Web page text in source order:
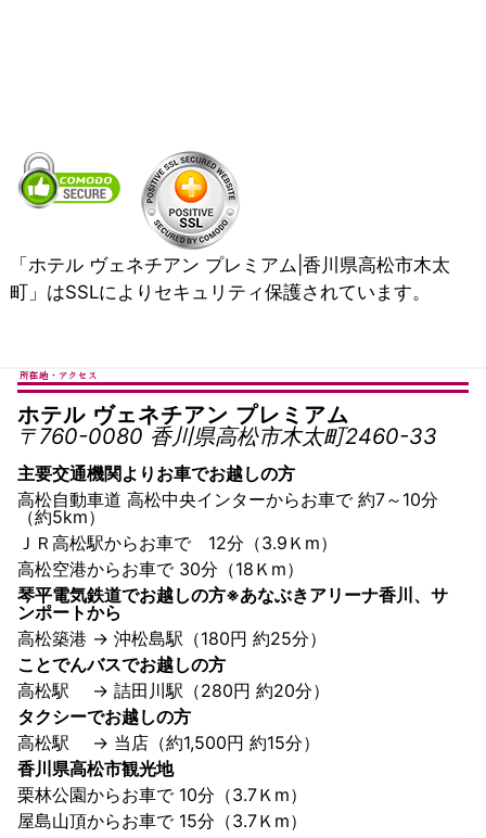
「ホテル ヴェネチアン プレミアム|香川県高松市木太
町」はSSLによりセキュリティ保護されています。
所在地・アクセス
ホテル ヴェネチアン プレミアム
〒760-0080 香川県高松市木太町2460-33
主要交通機関よりお車でお越しの方
高松自動車道 高松中央インターからお車で 約7～10分
（約5km）
ＪＲ高松駅からお車で 12分（3.9Ｋm）
高松空港からお車で 30分（18Ｋm）
琴平電気鉄道でお越しの方※あなぶきアリーナ香川、サ
ンポートから
高松築港 → 沖松島駅（180円 約25分）
ことでんバスでお越しの方
高松駅 → 詰田川駅（280円 約20分）
タクシーでお越しの方
高松駅 → 当店（約1,500円 約15分）
香川県高松市観光地
栗林公園からお車で 10分（3.7Ｋm）
屋島山頂からお車で 15分（3.7Ｋm）